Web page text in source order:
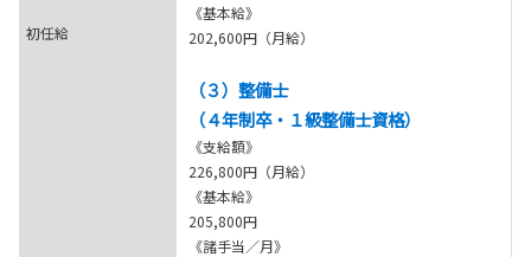
初任給
《基本給》
202,600円（月給）
（３）整備士
（４年制卒・１級整備士資格）
《支給額》
226,800円（月給）
《基本給》
205,800円
《諸手当／月》